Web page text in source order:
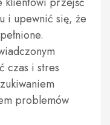
i upewnić się, że
czas i stres
problemów